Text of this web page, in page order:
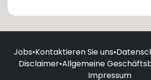
Jobs•Kontaktieren Sie uns•
Disclaimer•Allgemeine
Impressum